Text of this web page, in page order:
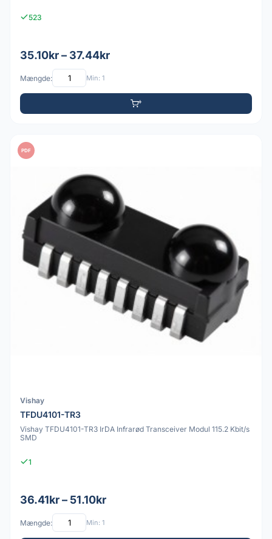
523
35.10kr – 37.44kr
Mængde: Min: 1
PDF
Vishay
TFDU4101-TR3
Vishay TFDU4101-TR3 IrDA Infrarød Transceiver Modul 115.2 Kbit/s
SMD
1
36.41kr – 51.10kr
Mængde: Min: 1